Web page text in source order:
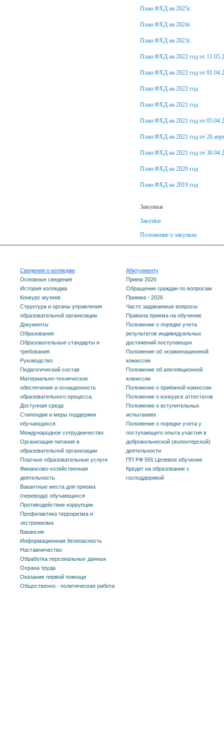
План ФХД на 2025г.
План ФХД на 2024г.
План ФХД на 2023г.
План ФХД на 2022 год от
План ФХД на 2022 год от
План ФХД на 2022 год
План ФХД на 2021 год
План ФХД на 2021 год от
План ФХД на 2021 год от 26
План ФХД на 2021 год от
План ФХД на 2020 год
План ФХД на 2019 год
Закупки
Закупки
Положение о закупках
Сведения о колледже
Основные сведения
История колледжа
Конкурс музеев
Структура и органы управления
образовательной организации
Документы
Образование
Образовательные стандарты и
требования
Руководство
Педагогический состав
Материально-техническое
обеспечение и оснащенность
образовательного процесса.
Доступная среда
Стипендии и меры поддержки
обучающихся
Международное сотрудничество
Организация питания в
образовательной организации
Платные образовательные услуги
Финансово-хозяйственная
деятельность
Вакантные места для приема
(перевода) обучающихся
Противодействие коррупции
Профилактика терроризма и
экстремизма
Вакансии
Информационная безопасность
Наставничество
Обработка персональных данных
Охрана труда
Оказание первой помощи
Общественно - политическая работа
Абитуриенту
Прием 2026
Обращение граждан по вопросам
Приема - 2026
Часто задаваемые вопросы
Правила приема на обучение
Положение о порядке учета
результатов индивидуальных
достижений поступающих
Положение об экзаменационной
комиссии
Положение об апелляционной
комиссии
Положение о приёмной комиссии
Положение о конкурсе аттестатов
Положение о вступительных
испытаниях
Положение о порядке учета у
поступающего опыта участия в
добровольческой (волонтерской)
деятельности
ПП РФ 555 Целевое обучение
Кредит на образование с
господдержкой